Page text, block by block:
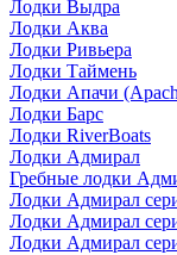
Лодки Выдра
Лодки Аква
Лодки Ривьера
Лодки Таймень
Лодки Апачи
Лодки Барс
Лодки RiverBoats
Лодки Адмирал
Гребные лодки
Лодки Адмирал
Лодки Адмирал
Лодки Адмирал